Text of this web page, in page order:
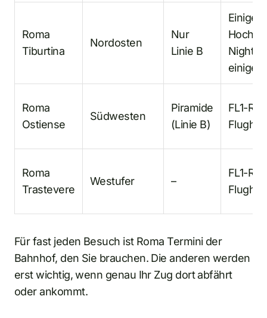
Roma
Tiburtina
Nordosten
Nur
Linie B
Einige
einige
Roma
Ostiense
Südwesten
Piramide
(Linie B)
FL1-
Roma
Trastevere
Westufer –
FL1-
Für fast jeden Besuch ist Roma Termini der
Bahnhof, den Sie brauchen. Die anderen werden
erst wichtig, wenn genau Ihr Zug dort abfährt
oder ankommt.